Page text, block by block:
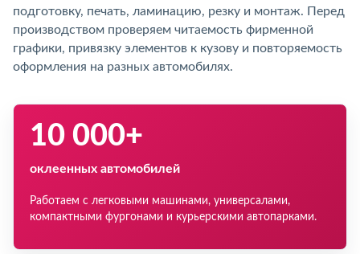
подготовку, печать, ламинацию, резку и монтаж. Перед
производством проверяем читаемость фирменной
графики, привязку элементов к кузову и повторяемость
оформления на разных автомобилях.
10 000+
оклеенных автомобилей
Работаем с легковыми машинами, универсалами,
компактными фургонами и курьерскими автопарками.